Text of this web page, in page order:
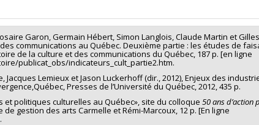
Garon, Germain Hébert, Simon Langlois, Claude Martin et
communications au Québec. Deuxième partie : les études de
de la culture et des communications du Québec, 187 p. [en ligne
publicat_obs/indicateurs_cult_partie2.htm.
Jacques Lemieux et Jason Luckerhoff (dir., 2012), Enjeux des
Presses de l’Université du Québec, 2012, 435 p.
et politiques culturelles au Québec», site du colloque 50 ans d’action
de gestion des arts Carmelle et Rémi-Marcoux, 12 p. [En ligne
.